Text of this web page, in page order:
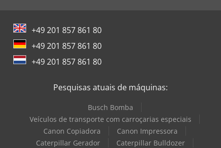
+49 201 857 861 80
+49 201 857 861 80
+49 201 857 861 80
Pesquisas atuais de máquinas:
Busch Bomba
Veículos de transporte com carroçarias especiais
Canon Copiadora
Canon Impressora
Caterpillar Gerador
Caterpillar Bulldozer